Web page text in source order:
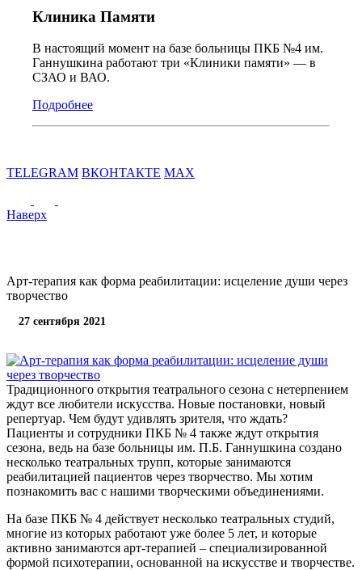
Клиника Памяти
В настоящий момент на базе больницы ПКБ №4 им.
Ганнушкина работают три «Клиники памяти» — в
СЗАО и ВАО.
Подробнее
TELEGRAM ВКОНТАКТЕ MAX
Наверх
Арт-терапия как форма реабилитации: исцеление души через
творчество
27 сентября 2021
Традиционного открытия театрального сезона с нетерпением
ждут все любители искусства. Новые постановки, новый
репертуар. Чем будут удивлять зрителя, что ждать?
Пациенты и сотрудники ПКБ № 4 также ждут открытия
сезона, ведь на базе больницы им. П.Б. Ганнушкина создано
несколько театральных трупп, которые занимаются
реабилитацией пациентов через творчество. Мы хотим
познакомить вас с нашими творческими объединениями.
На базе ПКБ № 4 действует несколько театральных студий,
многие из которых работают уже более 5 лет, и которые
активно занимаются арт-терапией – специализированной
формой психотерапии, основанной на искусстве и творчестве.